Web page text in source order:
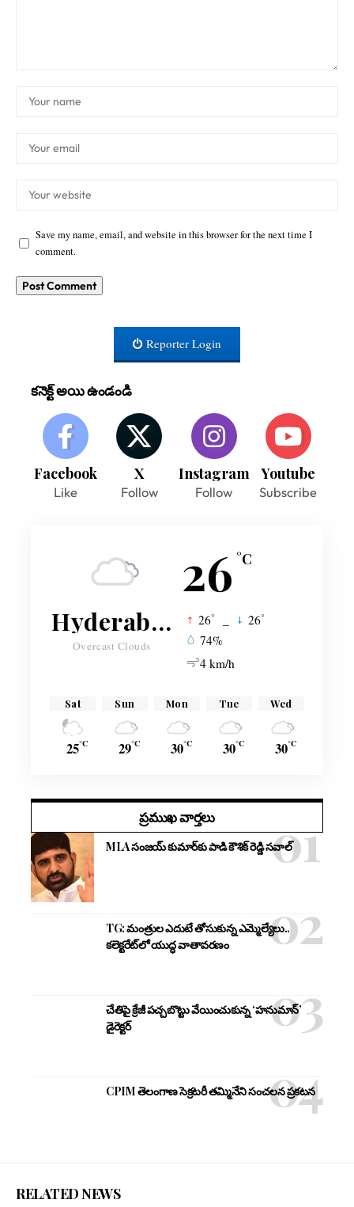
Save my name, email, and website in this browser for the next time I
comment.
Reporter Login
కనెక్ట్ అయి ఉండండి
Facebook
Like
X
Follow
Instagram
Follow
Youtube
Subscribe
26 °C
Hyderabad
Overcast Clouds
26° 26°
74%
4 km/h
Sat
25°C
Sun
29°C
Mon
30°C
Tue
30°C
Wed
30°C
ప్రముఖ వార్తలు
MLA సంజయ్ కుమార్‌కు పాడి కౌశిక్ రెడ్డి సవాల్
TG: మంత్రుల ఎదుటే తోసుకున్న ఎమ్మెల్యేలు..
కలెక్టరేట్‌లో యుద్ధ వాతావరణం
చేతిపై క్రేజీ పచ్చబొట్టు వేయించుకున్న ‘హనుమాన్’
డైరెక్టర్
CPIM తెలంగాణ సెక్రటరీ తమ్మినేని సంచలన ప్రకటన
RELATED NEWS